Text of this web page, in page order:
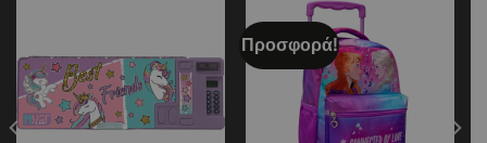
wishlist
Προσφορά!